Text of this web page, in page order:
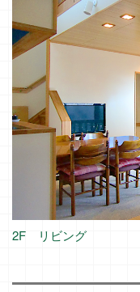
2F リビング